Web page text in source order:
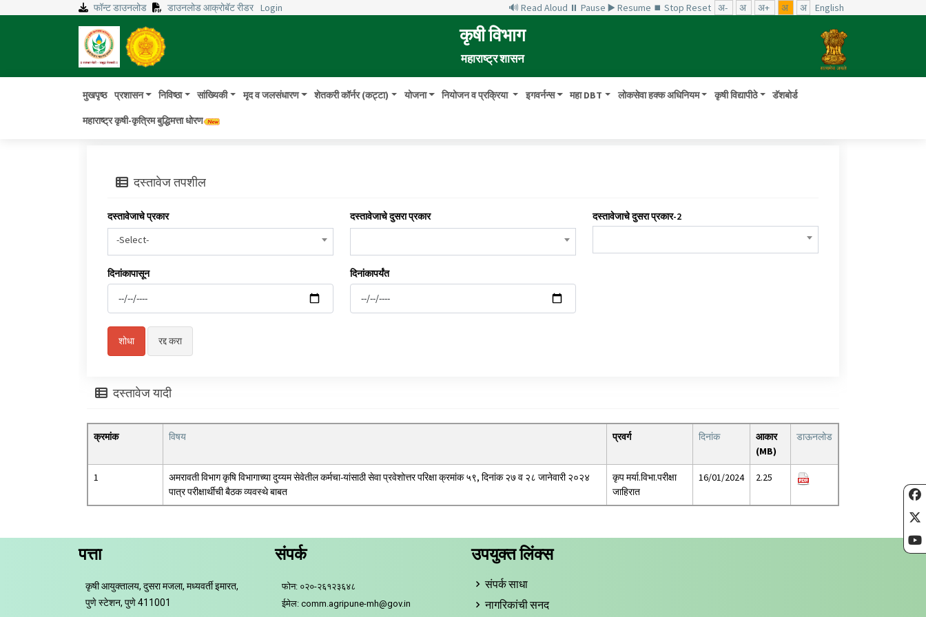
फॉन्ट डाउनलोड डाउनलोड आक्रोबॅट रीडर Login 🔊 Read Aloud ⏸ Pause ▶️ Resume ⏹ Stop Reset अ- अ अ+ अ अ English
कृषी विभाग
महाराष्ट्र शासन
मुखपृष्ठ प्रशासन निविष्ठा सांख्यिकी मृद व जलसंधारण शेतकरी कॉर्नर (कट्टा) योजना नियोजन व प्रक्रिया इगवर्नन्स महा DBT लोकसेवा हक्क अधिनियम कृषी विद्यापीठे डॅशबोर्ड
महाराष्ट्र कृषी-कृत्रिम बुद्धिमत्ता धोरण
दस्तावेज तपशील
दस्तावेजाचे प्रकार
-Select-
दस्तावेजाचे दुसरा प्रकार दस्तावेजाचे दुसरा प्रकार-2
दिनांकापासून दिनांकापर्यंत
दस्तावेज यादी
क्रमांक विषय प्रवर्ग दिनांक
आकार
(MB)
डाऊनलोड
1
अमरावती विभाग कृषि विभागाच्या दुय्यम सेवेतील कर्मचा-यांसाठी सेवा प्रवेशोत्तर परिक्षा क्रमांक ५९, दिनांक २७ व २८ जानेवारी २०२४
पात्र परीक्षार्थीची बैठक व्यवस्थे बाबत
कृप मर्या.विभा.परीक्षा
जाहिरात
16/01/2024 2.25
पत्ता
कृषी आयुक्तालय, दुसरा मजला, मध्यवर्ती इमारत,
पुणे स्टेशन, पुणे 411001
संपर्क
फोन: ०२०-२६१२३६४८
ईमेल: comm.agripune-mh@gov.in
उपयुक्त लिंक्स
संपर्क साधा
नागरिकांची सनद